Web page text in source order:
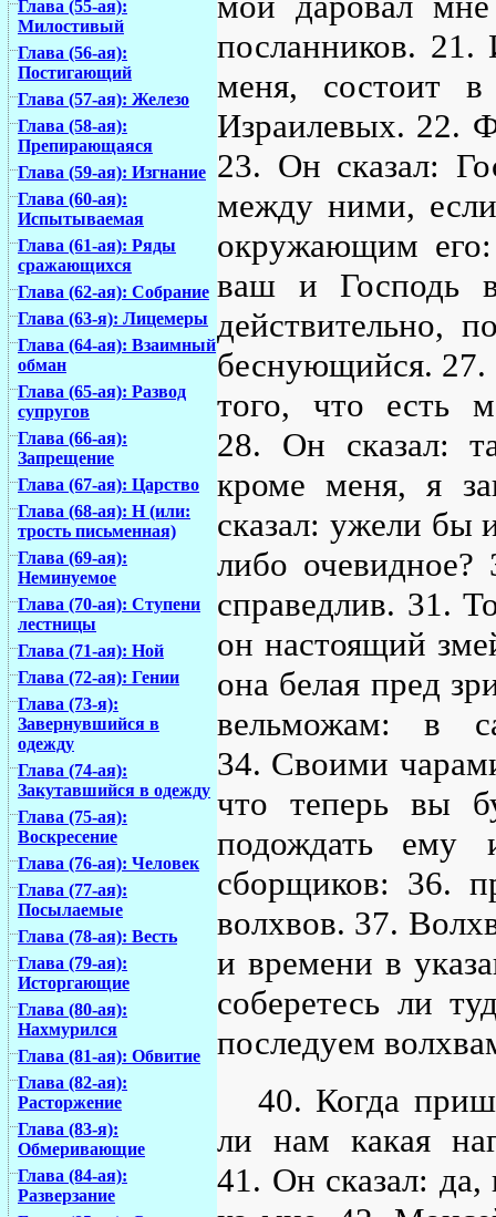
Глава (55-ая):
Милостивый
Глава (56-ая):
Постигающий
Глава (57-ая): Железо
Глава (58-ая):
Препирающаяся
Глава (59-ая): Изгнание
Глава (60-ая):
Испытываемая
Глава (61-ая): Ряды
сражающихся
Глава (62-ая): Собрание
Глава (63-я): Лицемеры
Глава (64-ая): Взаимный
обман
Глава (65-ая): Развод
супругов
Глава (66-ая):
Запрещение
Глава (67-ая): Царство
Глава (68-ая): Н (или:
трость письменная)
Глава (69-ая):
Неминуемое
Глава (70-ая): Ступени
лестницы
Глава (71-ая): Ной
Глава (72-ая): Гении
Глава (73-я):
Завернувшийся в
одежду
Глава (74-ая):
Закутавшийся в одежду
Глава (75-ая):
Воскресение
Глава (76-ая): Человек
Глава (77-ая):
Посылаемые
Глава (78-ая): Весть
Глава (79-ая):
Исторгающие
Глава (80-ая):
Нахмурился
Глава (81-ая): Обвитие
Глава (82-ая):
Расторжение
Глава (83-я):
Обмеривающие
Глава (84-ая):
Разверзание
посланников. 21.
меня, состоит
Израилевых. 22.
23. Он сказал:
между ними,
окружающим
ваш и Господь
действительно,
беснующийся. 27.
того, что есть
28. Он сказал:
кроме меня, я
сказал: ужели бы
либо очевидное?
справедлив. 31.
он настоящий
она белая пред
вельможам: в
34. Своими
что теперь вы
подождать
сборщиков: 36.
волхвов. 37.
и времени в
соберетесь ли
последуем
40. Когда
ли нам какая
41. Он сказал: да,